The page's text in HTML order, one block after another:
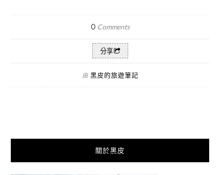
0 Comments
分享
由 黑皮的旅遊筆記
關於黑皮